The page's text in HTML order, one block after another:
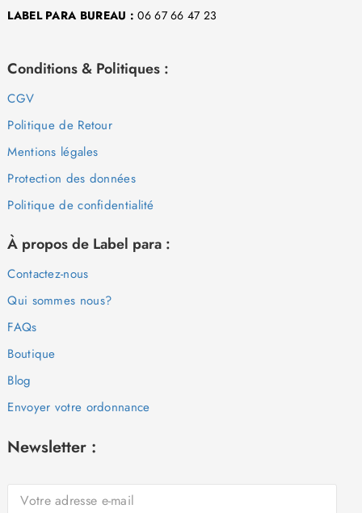
LABEL PARA BUREAU : 06 67 66 47 23
Conditions & Politiques :
CGV
Politique de Retour
Mentions légales
Protection des données
Politique de confidentialité
À propos de Label para :
Contactez-nous
Qui sommes nous?
FAQs
Boutique
Blog
Envoyer votre ordonnance
Newsletter :